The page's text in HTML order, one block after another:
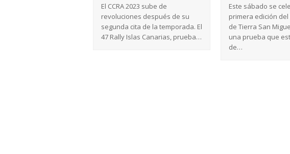
El CCRA 2023 sube de
revoluciones después de su
segunda cita de la temporada. El
47 Rally Islas Canarias, prueba…
Este sábado se
primera edición
de Tierra San
una prueba que
de…